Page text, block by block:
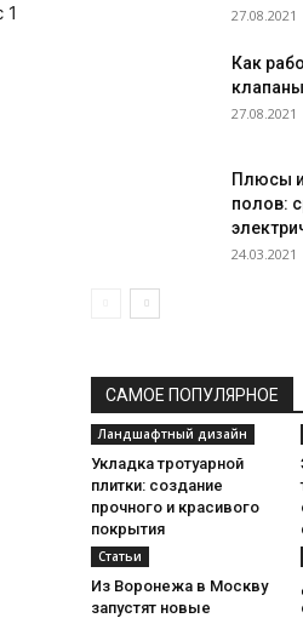
1
27.08.2021
Как
27.08.2021
Плюсы
полов:
24.03.2021
САМОЕ ПОПУЛЯРНОЕ
Ландшафтный дизайн
Укладка тротуарной
плитки: создание
прочного и красивого
покрытия
Статьи
Из Воронежа в Москву
запустят новые